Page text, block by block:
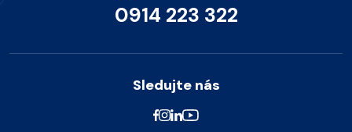
0914 223 322
Sledujte nás